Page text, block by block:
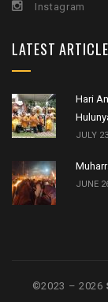
Instagram
LATEST ARTICLE
Hari
JULY
JUNE
©️2023 – 2026